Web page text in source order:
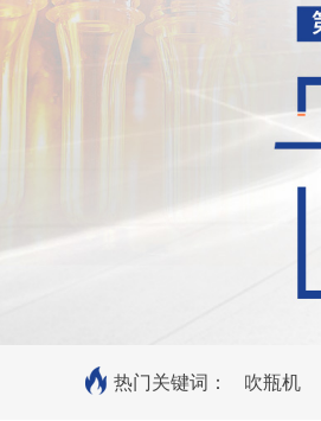
热门关键词： 吹瓶机